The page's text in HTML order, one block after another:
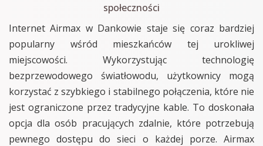
społeczności
Internet Airmax w Dankowie staje się coraz bardziej
popularny wśród mieszkańców tej urokliwej
miejscowości. Wykorzystując technologię
bezprzewodowego światłowodu, użytkownicy mogą
korzystać z szybkiego i stabilnego połączenia, które nie
jest ograniczone przez tradycyjne kable. To doskonała
opcja dla osób pracujących zdalnie, które potrzebują
pewnego dostępu do sieci o każdej porze. Airmax